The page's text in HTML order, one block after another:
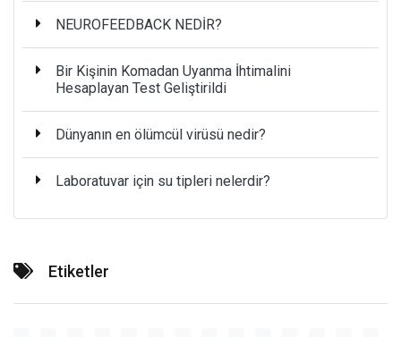
NEUROFEEDBACK NEDİR?
Bir Kişinin Komadan Uyanma İhtimalini
Hesaplayan Test Geliştirildi
Dünyanın en ölümcül virüsü nedir?
Laboratuvar için su tipleri nelerdir?
Etiketler